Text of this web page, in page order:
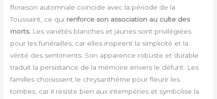
floraison automnale coïncide avec la période de la
Toussaint, ce qui renforce son association au culte des
morts. Les variétés blanches et jaunes sont privilégiées
pour les funérailles, car elles inspirent la simplicité et la
vérité des sentiments. Son apparence robuste et durable
traduit la persistance de la mémoire envers le défunt. Les
familles choisissent le chrysanthème pour fleurir les
tombes, car il résiste bien aux intempéries et symbolise la